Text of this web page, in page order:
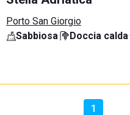
Porto San Giorgio
Sabbiosa· Doccia calda·
1